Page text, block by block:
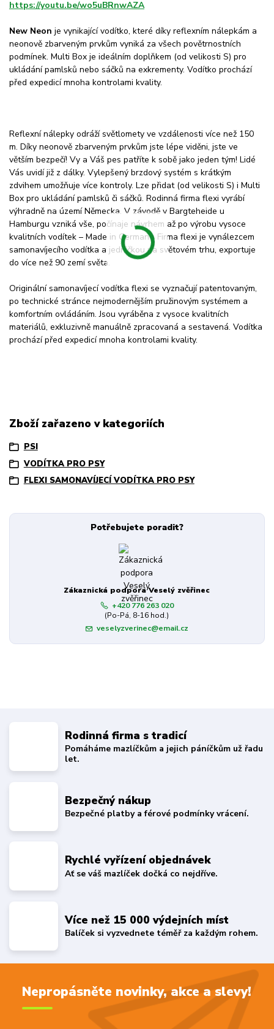
https://youtu.be/wo5uBRnwAZA
New Neon je vynikající vodítko, které díky reflexním nálepkám a
neonově zbarveným prvkům vyniká za všech povětrnostních
podmínek. Multi Box je ideálním doplňkem (od velikosti S) pro
ukládání pamlsků nebo sáčků na exkrementy. Vodítko prochází
před expedicí mnoha kontrolami kvality.
Reflexní nálepky odráží světlomety ve vzdálenosti více než 150
m. Díky neonově zbarveným prvkům jste lépe viděni, jste ve
větším bezpečí! Vy a Váš pes patříte k sobě jako jeden tým! Lidé
Vás uvidí již z dálky. Vylepšený brzdový systém s krátkým
zdvihem umožňuje více kontroly. Lze přidat (od velikosti S) i Multi
Box pro ukládání pamlsků či sáčků. Rodinná firma flexi vyrábí
výhradně na území Německa. V závodě v Bargteheide u
Hamburgu vzniká vše, počínaje návrhem až po výrobu vysoce
kvalitních vodítek – Made in Germany. Firma flexi je vynálezcem
samonavíjecího vodítka a jedničkou na světovém trhu, exportuje
do více než 90 zemí světa.
Originální samonavíjecí vodítka flexi se vyznačují patentovaným,
po technické stránce nejmodernějším pružinovým systémem a
komfortním ovládáním. Jsou vyráběna z vysoce kvalitních
materiálů, exkluzivně manuálně zpracovaná a sestavená. Vodítka
prochází před expedicí mnoha kontrolami kvality.
Zboží zařazeno v kategoriích
PSI
VODÍTKA PRO PSY
FLEXI SAMONAVÍJECÍ VODÍTKA PRO PSY
Potřebujete poradit?
Zákaznická podpora Veselý zvěřinec
+420 776 263 020
(Po-Pá, 8-16 hod.)
veselyzverinec@email.cz
Rodinná firma s tradicí
Pomáháme mazlíčkům a jejich páníčkům už řadu
let.
Bezpečný nákup
Bezpečné platby a férové podmínky vrácení.
Rychlé vyřízení objednávek
Ať se váš mazlíček dočká co nejdříve.
Více než 15 000 výdejních míst
Balíček si vyzvednete téměř za každým rohem.
Nepropásněte novinky, akce a slevy!